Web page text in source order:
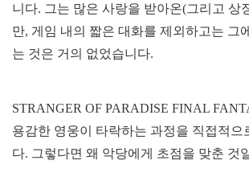
니다. 그는 많은 사랑을 받아온(그리고 상
만, 게임 내의 짧은 대화를 제외하고는 그
는 것은 거의 없었습니다.
STRANGER OF PARADISE FINAL
용감한 영웅이 타락하는 과정을 직접적으
다. 그렇다면 왜 악당에게 초점을 맞춘 것